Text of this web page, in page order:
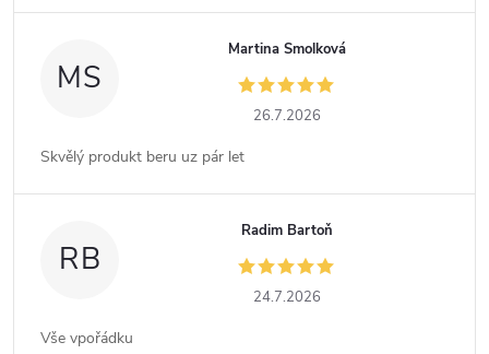
MS
Martina Smolková
26.7.2026
Skvělý produkt beru uz pár let
RB
Radim Bartoň
24.7.2026
Vše vpořádku